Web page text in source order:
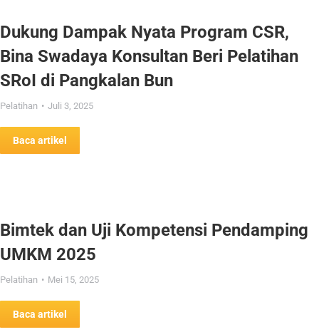
Dukung Dampak Nyata Program CSR,
Bina Swadaya Konsultan Beri Pelatihan
SRoI di Pangkalan Bun
Pelatihan Juli 3, 2025
Baca artikel
Bimtek dan Uji Kompetensi Pendamping
UMKM 2025
Pelatihan Mei 15, 2025
Baca artikel